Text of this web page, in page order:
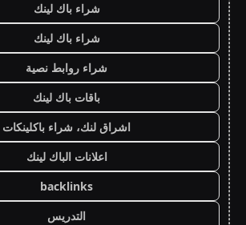
شراء باك لينك
شراء باك لينك
شراء روابط نصية
باقات باك لينك
اشراق لنك، شراء باكلينكات
اعلانات الباك لينك
backlinks
التدريس